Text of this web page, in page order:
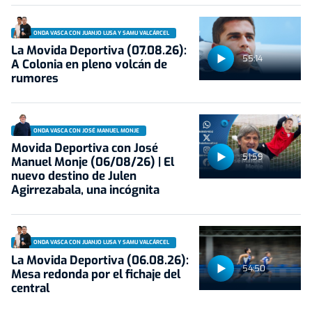
55:14
ONDA VASCA CON JUANJO LUSA Y SAMU VALCÁRCEL
La Movida Deportiva (07.08.26):
A Colonia en pleno volcán de
rumores
51:59
ONDA VASCA CON JOSÉ MANUEL MONJE
Movida Deportiva con José
Manuel Monje (06/08/26) | El
nuevo destino de Julen
Agirrezabala, una incógnita
54:50
ONDA VASCA CON JUANJO LUSA Y SAMU VALCÁRCEL
La Movida Deportiva (06.08.26):
Mesa redonda por el fichaje del
central